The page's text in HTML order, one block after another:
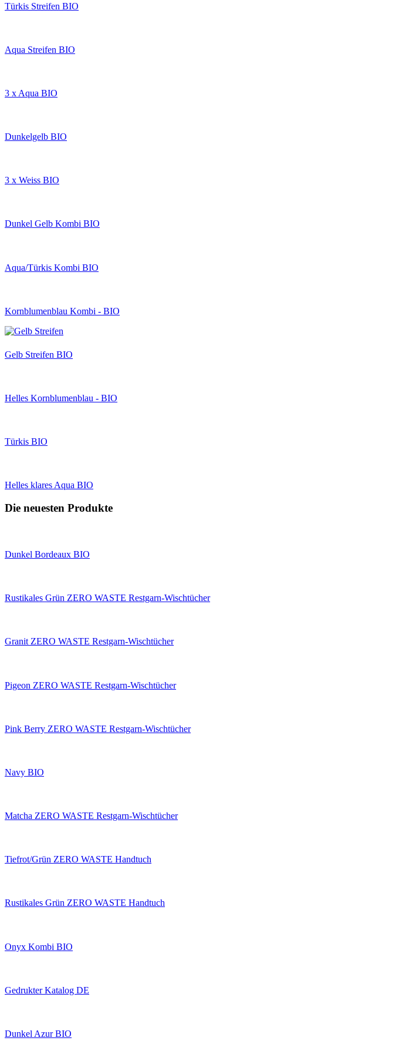
Türkis Streifen BIO
Aqua Streifen BIO
3 x Aqua BIO
Dunkelgelb BIO
3 x Weiss BIO
Dunkel Gelb Kombi BIO
Aqua/Türkis Kombi BIO
Kornblumenblau Kombi - BIO
Gelb Streifen BIO
Helles Kornblumenblau - BIO
Türkis BIO
Helles klares Aqua BIO
Die neuesten Produkte
Dunkel Bordeaux BIO
Rustikales Grün ZERO WASTE Restgarn-Wischtücher
Granit ZERO WASTE Restgarn-Wischtücher
Pigeon ZERO WASTE Restgarn-Wischtücher
Pink Berry ZERO WASTE Restgarn-Wischtücher
Navy BIO
Matcha ZERO WASTE Restgarn-Wischtücher
Tiefrot/Grün ZERO WASTE Handtuch
Rustikales Grün ZERO WASTE Handtuch
Onyx Kombi BIO
Gedrukter Katalog DE
Dunkel Azur BIO